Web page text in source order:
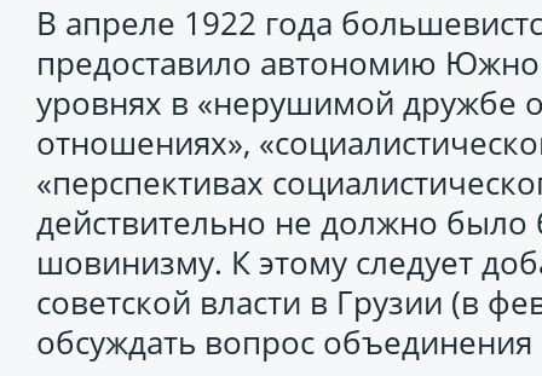
В апреле 1922 года
предоставило автономию
уровнях в «нерушимой дружбе
отношениях»,
«перспективах
действительно не должно
шовинизму. К этому следует
советской власти в Грузии (в
обсуждать вопрос